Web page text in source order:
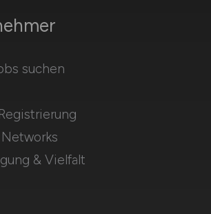
suchen
& Vielfalt